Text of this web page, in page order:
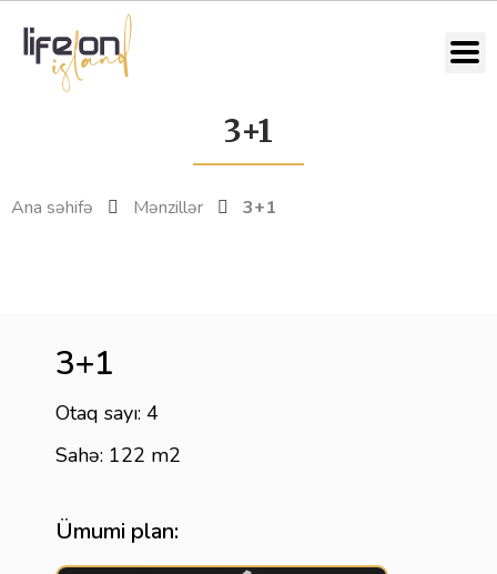
3+1
Ana səhifə Mənzillər 3+1
3+1
Otaq sayı: 4
Sahə: 122 m2
Ümumi plan: